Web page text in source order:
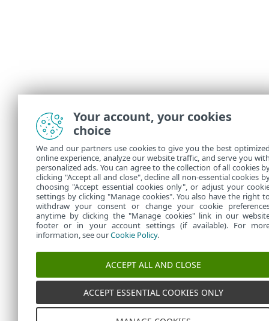
Your account, your cookies
choice
We and our partners use cookies to give you the best
online experience, analyze our website traffic, and serve you
personalized ads. You can agree to the collection of all cookies
clicking "Accept all and close", decline all non-essential cookies
choosing "Accept essential cookies only", or adjust your
settings by clicking "Manage cookies". You also have the right
withdraw your consent or change your cookie
anytime by clicking the "Manage cookies" link in our
footer or in your account settings (if available). For
information, see ourCookie Policy.
ACCEPT ALL AND CLOSE
ACCEPT ESSENTIAL COOKIES ONLY